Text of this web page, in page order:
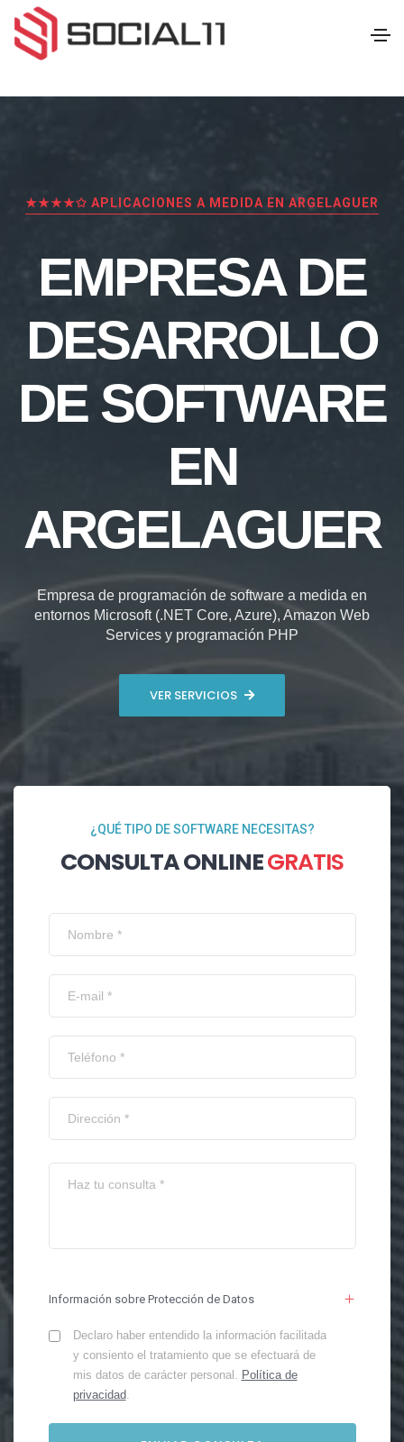
★★★★✩ APLICACIONES A MEDIDA EN ARGELAGUER
EMPRESA DE
DESARROLLO
DE SOFTWARE
EN
ARGELAGUER
Empresa de programación de software a medida en
entornos Microsoft (.NET Core, Azure), Amazon Web
Services y programación PHP
VER SERVICIOS
¿QUÉ TIPO DE SOFTWARE NECESITAS?
CONSULTA ONLINEGRATIS
Información sobre Protección de Datos
Declaro haber entendido la información facilitada
y consiento el tratamiento que se efectuará de
mis datos de carácter personal. Política de
privacidad.